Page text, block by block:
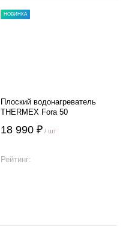
НОВИНКА
Плоский водонагреватель
THERMEX Fora 50
18 990 ₽ / шт
Рейтинг: